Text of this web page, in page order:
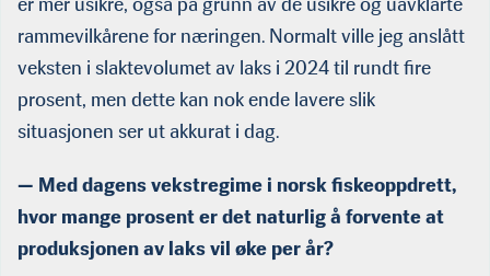
rammevilkårene for næringen. Normalt ville jeg anslått
veksten i slaktevolumet av laks i 2024 til rundt fire
prosent, men dette kan nok ende lavere slik
situasjonen ser ut akkurat i dag.
— Med dagens vekstregime i norsk fiskeoppdrett,
hvor mange prosent er det naturlig å forvente at
produksjonen av laks vil øke per år?